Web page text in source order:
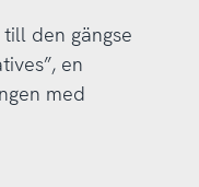
den gängse
en
med